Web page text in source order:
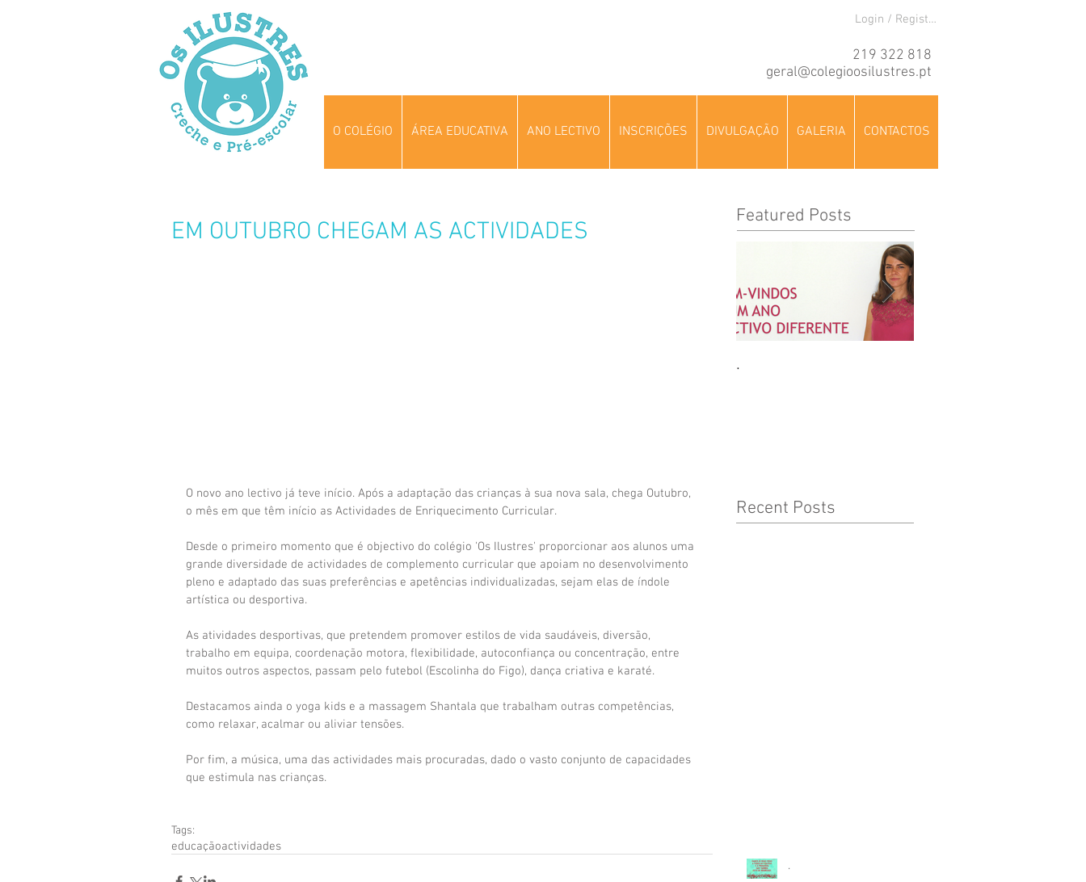
Login / Registre-se
219 322 818
geral@colegioosilustres.pt
O COLÉGIO ÁREA EDUCATIVA ANO LECTIVO INSCRIÇÕES DIVULGAÇÃO GALERIA CONTACTOS
EM OUTUBRO CHEGAM AS ACTIVIDADES
O novo ano lectivo já teve início. Após a adaptação das crianças à sua nova sala, chega Outubro,
o mês em que têm início as Actividades de Enriquecimento Curricular.
Desde o primeiro momento que é objectivo do colégio 'Os Ilustres' proporcionar aos alunos uma
grande diversidade de actividades de complemento curricular que apoiam no desenvolvimento
pleno e adaptado das suas preferências e apetências individualizadas, sejam elas de índole
artística ou desportiva.
As atividades desportivas, que pretendem promover estilos de vida saudáveis, diversão,
trabalho em equipa, coordenação motora, flexibilidade, autoconfiança ou concentração, entre
muitos outros aspectos, passam pelo futebol (Escolinha do Figo), dança criativa e karaté.
Destacamos ainda o yoga kids e a massagem Shantala que trabalham outras competências,
como relaxar, acalmar ou aliviar tensões.
Por fim, a música, uma das actividades mais procuradas, dado o vasto conjunto de capacidades
que estimula nas crianças.
Tags:
educaçãoactividades
Featured Posts
.
Recent Posts
.